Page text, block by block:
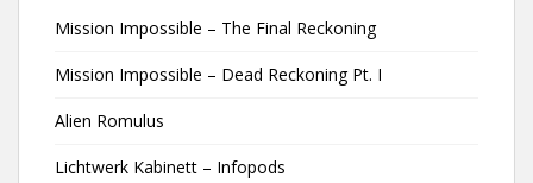
Mission Impossible – The Final Reckoning
Mission Impossible – Dead Reckoning Pt. I
Alien Romulus
Lichtwerk Kabinett – Infopods